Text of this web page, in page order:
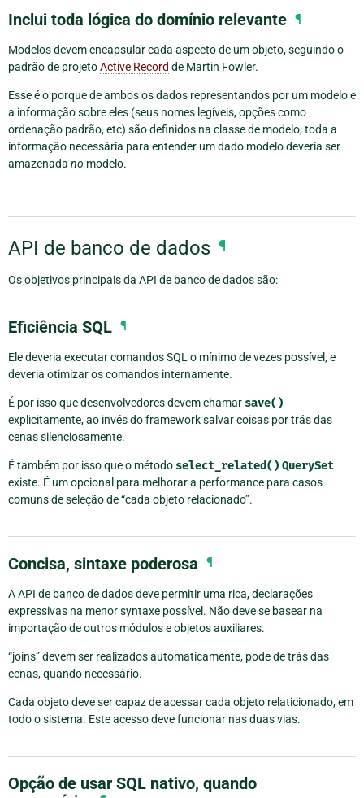
Inclui toda lógica do domínio relevante ¶
Modelos devem encapsular cada aspecto de um objeto, seguindo o
padrão de projetoActive Record de Martin Fowler.
Esse é o porque de ambos os dados representandos por um modelo e
a informação sobre eles (seus nomes legíveis, opções como
ordenação padrão, etc) são definidos na classe de modelo; toda a
informação necessária para entender um dado modelo deveria ser
amazenada no modelo.
API de banco de dados ¶
Os objetivos principais da API de banco de dados são:
Eficiência SQL ¶
Ele deveria executar comandos SQL o mínimo de vezes possível, e
deveria otimizar os comandos internamente.
É por isso que desenvolvedores devem chamar save()
explicitamente, ao invés do framework salvar coisas por trás das
cenas silenciosamente.
É também por isso que o método select_related() QuerySet
existe. É um opcional para melhorar a performance para casos
comuns de seleção de “cada objeto relacionado”.
Concisa, sintaxe poderosa ¶
A API de banco de dados deve permitir uma rica, declarações
expressivas na menor syntaxe possível. Não deve se basear na
importação de outros módulos e objetos auxiliares.
“joins” devem ser realizados automaticamente, pode de trás das
cenas, quando necessário.
Cada objeto deve ser capaz de acessar cada objeto relaticionado, em
todo o sistema. Este acesso deve funcionar nas duas vias.
Opção de usar SQL nativo, quando